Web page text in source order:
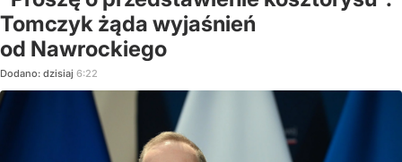
Tomczyk żąda wyjaśnień
od Nawrockiego
Dodano: dzisiaj 6:22